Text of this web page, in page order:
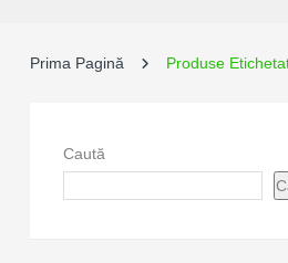
Prima Pagină Produse
Caută